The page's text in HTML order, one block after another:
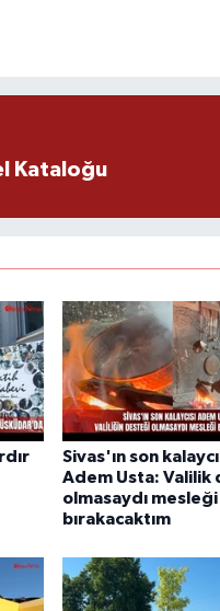
Kataloğu
Sivas'ın son
Adem Usta: Valilik
olmasaydı mesleği
bırakacaktım